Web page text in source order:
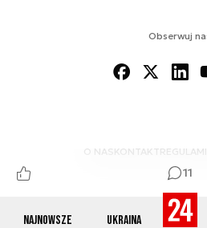
Najnowsze Ukraina
11
Obserwuj
O NAS KONTAKT
© 2012-2026